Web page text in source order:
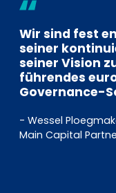
Wir sind fest
seiner
seiner Vision
führendes
Governance-
- Wessel
Main Capital